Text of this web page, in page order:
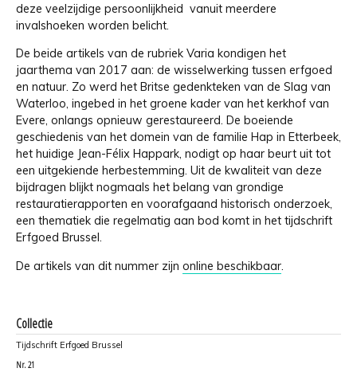
deze veelzijdige persoonlijkheid vanuit meerdere
invalshoeken worden belicht.
De beide artikels van de rubriek Varia kondigen het
jaarthema van 2017 aan: de wisselwerking tussen erfgoed
en natuur. Zo werd het Britse gedenkteken van de Slag van
Waterloo, ingebed in het groene kader van het kerkhof van
Evere, onlangs opnieuw gerestaureerd. De boeiende
geschiedenis van het domein van de familie Hap in Etterbeek,
het huidige Jean-Félix Happark, nodigt op haar beurt uit tot
een uitgekiende herbestemming. Uit de kwaliteit van deze
bijdragen blijkt nogmaals het belang van grondige
restauratierapporten en voorafgaand historisch onderzoek,
een thematiek die regelmatig aan bod komt in het tijdschrift
Erfgoed Brussel.
De artikels van dit nummer zijn online beschikbaar
Collectie
Tijdschrift Erfgoed Brussel
Nr. 21